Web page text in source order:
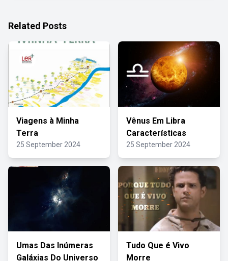
Related Posts
Viagens à Minha
Terra
25 September 2024
Vênus Em Libra
Características
25 September 2024
Umas Das Inúmeras
Galáxias Do Universo
Tudo Que é Vivo
Morre